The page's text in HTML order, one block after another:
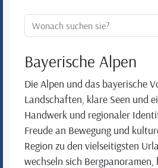
Ortssuche:
Bayerische Alpen
Die Alpen und das bayerische
Landschaften, klare Seen und
Handwerk und regionaler
Freude an Bewegung und
Region zu den vielseitigsten
wechseln sich